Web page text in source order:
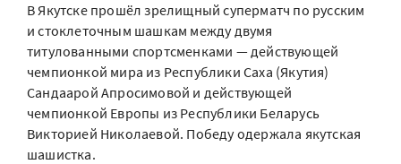
В Якутске прошёл зрелищный суперматч по русским
и стоклеточным шашкам между двумя
титулованными спортсменками — действующей
чемпионкой мира из Республики Саха (Якутия)
Сандаарой Апросимовой и действующей
чемпионкой Европы из Республики Беларусь
Викторией Николаевой. Победу одержала якутская
шашистка.